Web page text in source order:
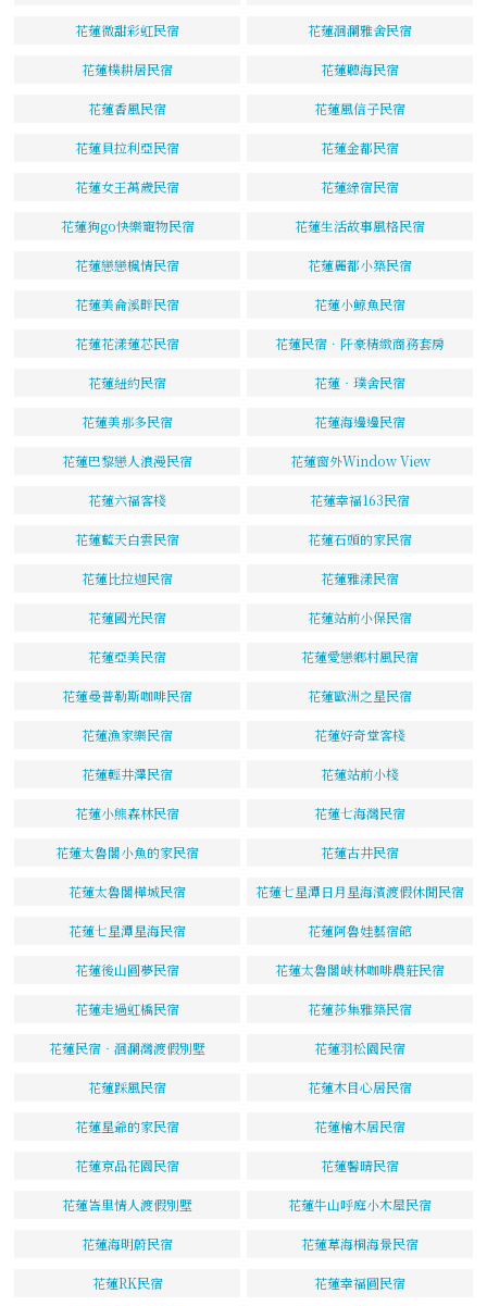
花蓮微甜彩虹民宿 花蓮洄瀾雅舍民宿
花蓮樸耕居民宿 花蓮聽海民宿
花蓮香風民宿 花蓮風信子民宿
花蓮貝拉利亞民宿 花蓮金都民宿
花蓮女王萬歲民宿 花蓮綠宿民宿
花蓮狗go快樂寵物民宿 花蓮生活故事風格民宿
花蓮戀戀楓情民宿 花蓮麗都小築民宿
花蓮美侖溪畔民宿 花蓮小鯨魚民宿
花蓮花漾蓮芯民宿 花蓮民宿．阡豪精緻商務套房
花蓮紐約民宿 花蓮‧璞舍民宿
花蓮美那多民宿 花蓮海邊邊民宿
花蓮巴黎戀人浪漫民宿 花蓮窗外Window View
花蓮六福客棧 花蓮幸福163民宿
花蓮藍天白雲民宿 花蓮石頭的家民宿
花蓮比拉迦民宿 花蓮雅漾民宿
花蓮國光民宿 花蓮站前小保民宿
花蓮亞美民宿 花蓮愛戀鄉村風民宿
花蓮曼普勒斯咖啡民宿 花蓮歐洲之星民宿
花蓮漁家樂民宿 花蓮好奇堂客棧
花蓮輕井澤民宿 花蓮站前小棧
花蓮小熊森林民宿 花蓮七海灣民宿
花蓮太魯閣小魚的家民宿 花蓮古井民宿
花蓮太魯閣樺城民宿 花蓮七星潭日月星海濱渡假休閒民宿
花蓮七星潭星海民宿 花蓮阿魯娃藝宿館
花蓮後山圓夢民宿 花蓮太魯閣峽林咖啡農莊民宿
花蓮走過虹橋民宿 花蓮莎集雅築民宿
花蓮民宿‧洄瀾灣渡假別墅 花蓮羽松園民宿
花蓮踩風民宿 花蓮木目心居民宿
花蓮星爺的家民宿 花蓮檜木居民宿
花蓮京品花園民宿 花蓮馨晴民宿
花蓮峇里情人渡假別墅 花蓮牛山呼庭小木屋民宿
花蓮海明蔚民宿 花蓮草海桐海景民宿
花蓮RK民宿 花蓮幸福圓民宿